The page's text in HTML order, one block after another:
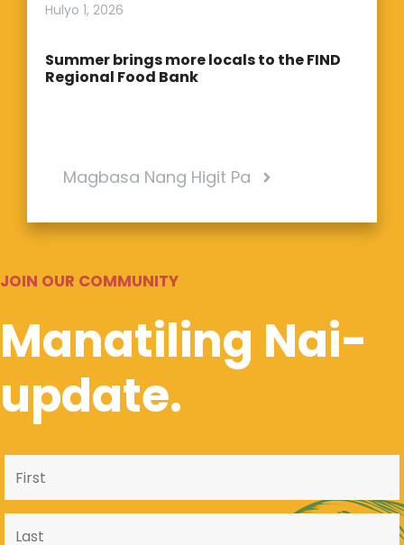
Hulyo 1, 2026
Summer brings more locals to the FIND
Regional Food Bank
Magbasa Nang Higit Pa
JOIN OUR COMMUNITY
Manatiling Nai-
update.